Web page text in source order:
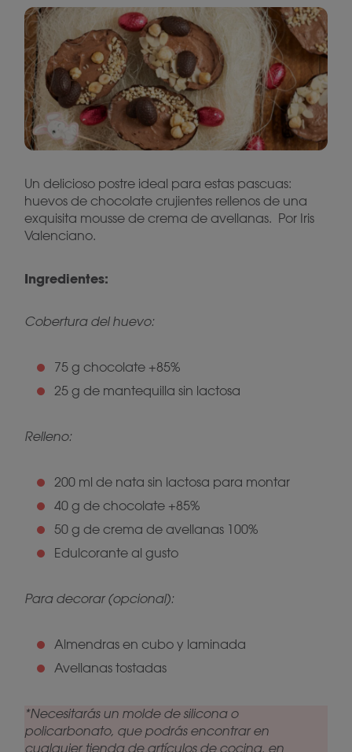
Un delicioso postre ideal para estas pascuas:
huevos de chocolate crujientes rellenos de una
exquisita mousse de crema de avellanas. Por Iris
Valenciano.
Ingredientes:
Cobertura del huevo:
75 g chocolate +85%
25 g de mantequilla sin lactosa
Relleno:
200 ml de nata sin lactosa para montar
40 g de chocolate +85%
50 g de crema de avellanas 100%
Edulcorante al gusto
Para decorar (opcional):
Almendras en cubo y laminada
Avellanas tostadas
*Necesitarás un molde de silicona o
policarbonato, que podrás encontrar en
cualquier tienda de artículos de cocina, en